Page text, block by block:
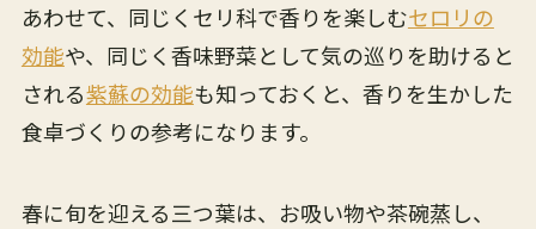
あわせて、同じくセリ科で香りを楽しむセロリの
効能や、同じく香味野菜として気の巡りを助けると
される紫蘇の効能も知っておくと、香りを生かした
食卓づくりの参考になります。
春に旬を迎える三つ葉は、お吸い物や茶碗蒸し、